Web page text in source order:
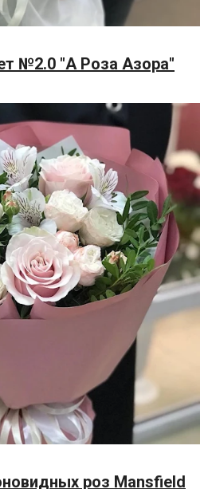
№2.0 "А Роза Азора"
роз Mansfield